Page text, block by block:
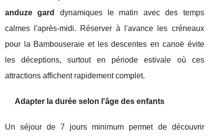
anduze gard
dynamiques le matin avec des temps
calmes l'après-midi. Réserver à l'avance les créneaux
pour la Bambouseraie et les descentes en canoë évite
les déceptions, surtout en période estivale où ces
attractions affichent rapidement complet.
Adapter la durée selon l'âge des enfants
Un séjour de 7 jours minimum permet de découvrir